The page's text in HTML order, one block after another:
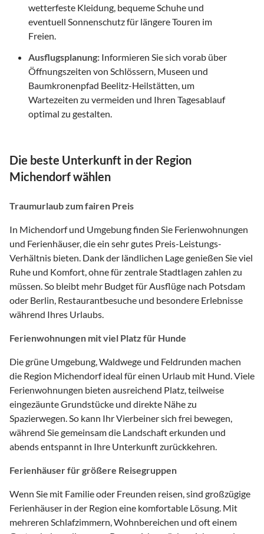
wetterfeste Kleidung, bequeme Schuhe und
eventuell Sonnenschutz für längere Touren im
Freien.
Ausflugsplanung: Informieren Sie sich vorab über
Öffnungszeiten von Schlössern, Museen und
Baumkronenpfad Beelitz-Heilstätten, um
Wartezeiten zu vermeiden und Ihren Tagesablauf
optimal zu gestalten.
Die beste Unterkunft in der Region
Michendorf wählen
Traumurlaub zum fairen Preis
In Michendorf und Umgebung finden Sie Ferienwohnungen
und Ferienhäuser, die ein sehr gutes Preis-Leistungs-
Verhältnis bieten. Dank der ländlichen Lage genießen Sie viel
Ruhe und Komfort, ohne für zentrale Stadtlagen zahlen zu
müssen. So bleibt mehr Budget für Ausflüge nach Potsdam
oder Berlin, Restaurantbesuche und besondere Erlebnisse
während Ihres Urlaubs.
Ferienwohnungen mit viel Platz für Hunde
Die grüne Umgebung, Waldwege und Feldrunden machen
die Region Michendorf ideal für einen Urlaub mit Hund. Viele
Ferienwohnungen bieten ausreichend Platz, teilweise
eingezäunte Grundstücke und direkte Nähe zu
Spazierwegen. So kann Ihr Vierbeiner sich frei bewegen,
während Sie gemeinsam die Landschaft erkunden und
abends entspannt in Ihre Unterkunft zurückkehren.
Ferienhäuser für größere Reisegruppen
Wenn Sie mit Familie oder Freunden reisen, sind großzügige
Ferienhäuser in der Region eine komfortable Lösung. Mit
mehreren Schlafzimmern, Wohnbereichen und oft einem